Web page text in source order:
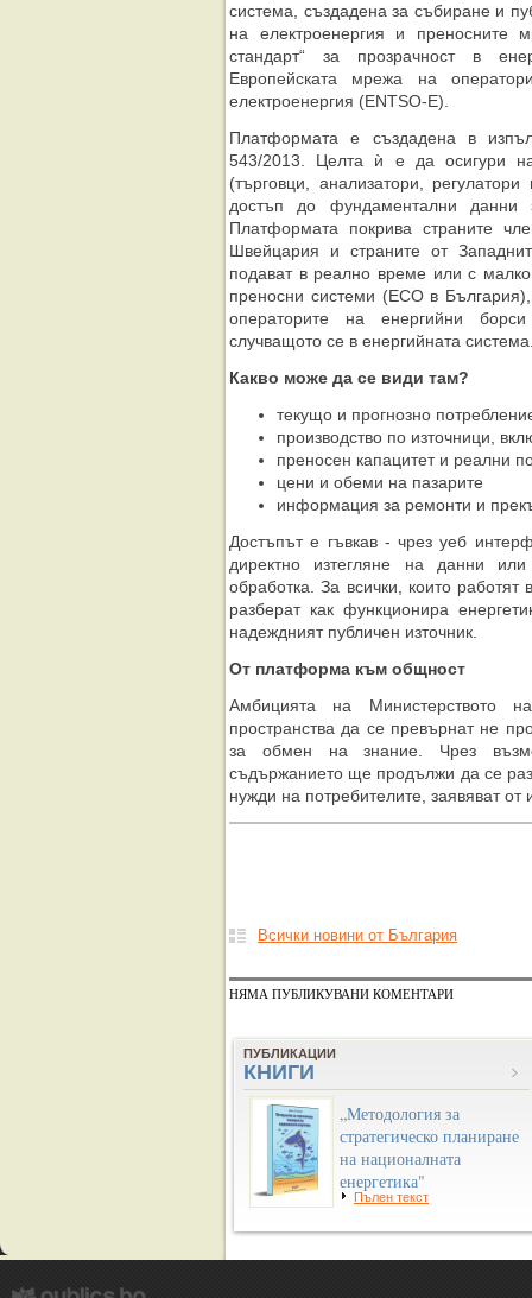
система, създадена за събиране и
на електроенергия и преносните
стандарт“ за прозрачност в
Европейската мрежа на
електроенергия (ENTSO-E).
Платформата е създадена в
543/2013. Целта ѝ е да осигури
(търговци, анализатори,
достъп до фундаментални данни
Платформата покрива страните
Швейцария и страните от
подават в реално време или с
преносни системи (ЕСО в
операторите на енергийни
случващото се в енергийната
Какво може да се види там?
текущо и прогнозно
производство по източници,
преносен капацитет и реални
цени и обеми на пазарите
информация за ремонти и
Достъпът е гъвкав - чрез уеб
директно изтегляне на данни
обработка. За всички, които работят
разберат как функционира
надеждният публичен източник.
От платформа към общност
Амбицията на Министерството
пространства да се превърнат не
за обмен на знание. Чрез
съдържанието ще продължи да се
нужди на потребителите, заявяват от
Всички новини от България
НЯМА ПУБЛИКУВАНИ КОМЕНТАРИ
ПУБЛИКАЦИИ
КНИГИ
„Методология за
стратегическо планиране
на националната
енергетика"
Пълен текст